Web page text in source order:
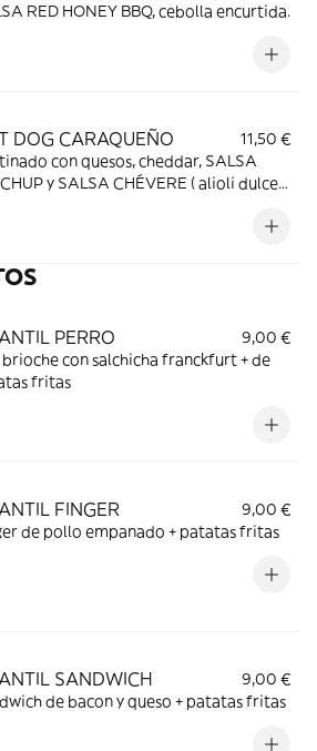
RED HONEY BBQ, cebolla encurtida.
DOG CARAQUEÑO
11,50 €
con quesos, cheddar, SALSA
y SALSA CHÉVERE ( alioli dulce),
PERRO
9,00 €
brioche con salchicha franckfurt + de
fritas
FINGER
9,00 €
de pollo empanado + patatas fritas
SANDWICH
9,00 €
de bacon y queso + patatas fritas